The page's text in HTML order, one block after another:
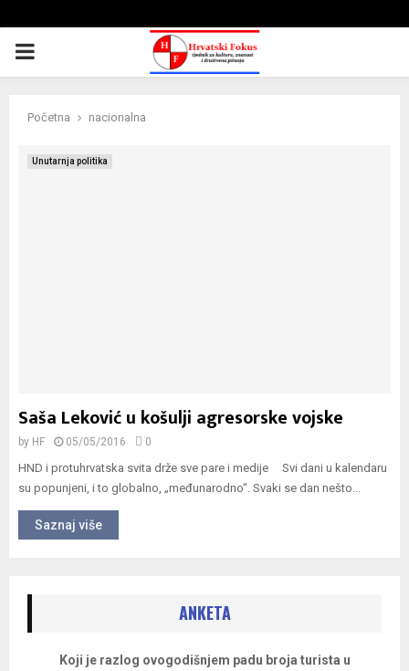
PRIMARY
Početna nacionalna
Unutarnja politika
Saša Leković u košulji agresorske vojske
by HF 05/05/2016 0
HND i protuhrvatska svita drže sve pare i medije Svi dani u kalendaru
su popunjeni, i to globalno, „međunarodno“. Svaki se dan nešto...
Saznaj više
ANKETA
Koji je razlog ovogodišnjem padu broja turista u